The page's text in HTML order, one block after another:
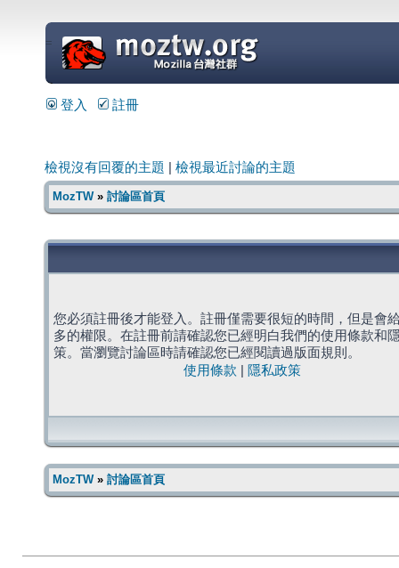
=
登入 註冊
檢視沒有回覆的主題 檢視最近討論的主題
MozTW» 討論區首頁
您必須註冊後才能登入。註冊僅需要很短的時間，但是會
多的權限。在註冊前請確認您已經明白我們的使用條款和
策。當瀏覽討論區時請確認您已經閱讀過版面規則。
使用條款
隱私政策
MozTW» 討論區首頁